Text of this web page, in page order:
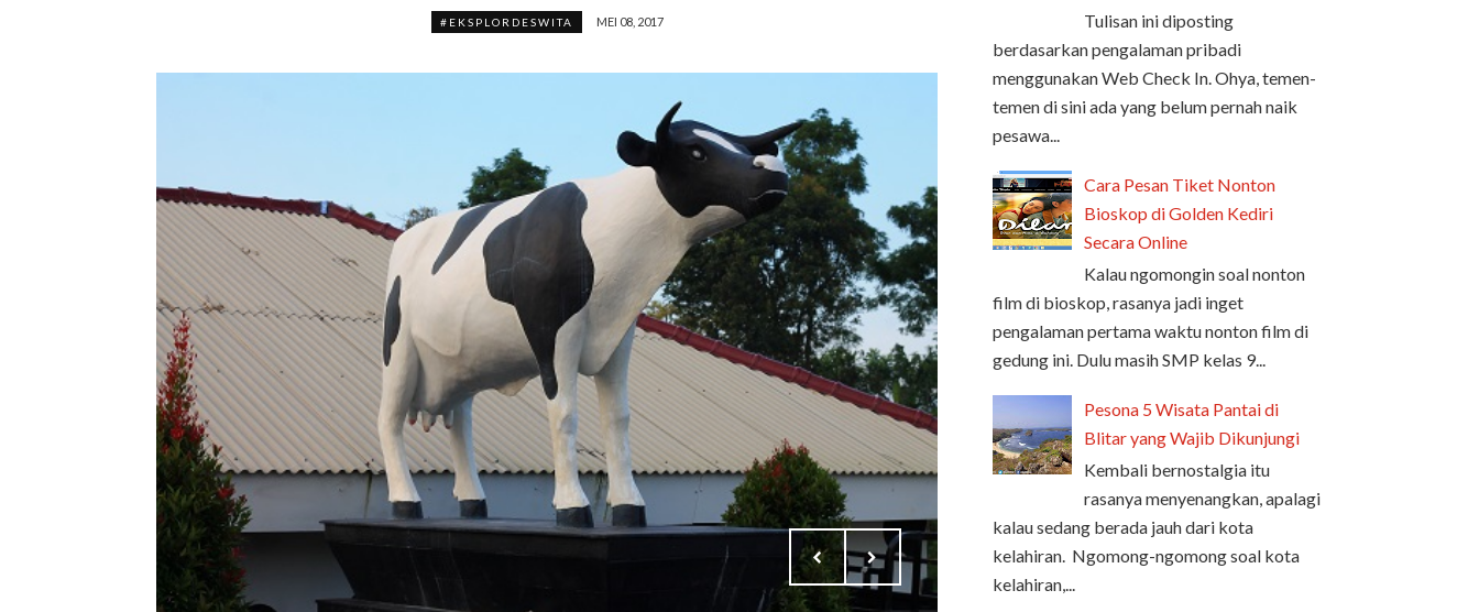
#EKSPLORDESWITA MEI 08, 2017
Tulisan ini diposting
berdasarkan pengalaman pribadi
menggunakan Web Check In. Ohya, temen-
temen di sini ada yang belum pernah naik
pesawa...
Cara Pesan Tiket Nonton
Bioskop di Golden Kediri
Secara Online
Kalau ngomongin soal nonton
film di bioskop, rasanya jadi inget
pengalaman pertama waktu nonton film di
gedung ini. Dulu masih SMP kelas 9...
Pesona 5 Wisata Pantai di
Blitar yang Wajib Dikunjungi
Kembali bernostalgia itu
rasanya menyenangkan, apalagi
kalau sedang berada jauh dari kota
kelahiran. Ngomong-ngomong soal kota
kelahiran,...